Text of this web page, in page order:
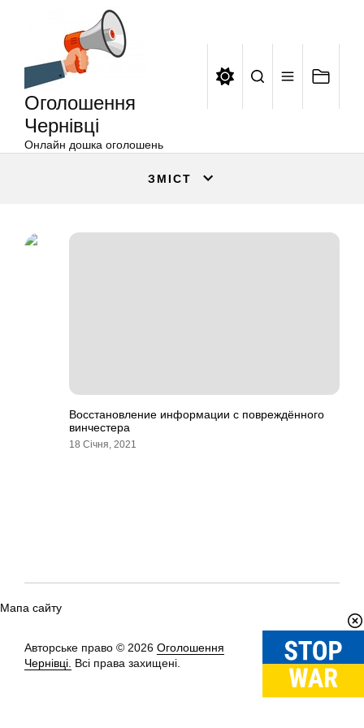
Оголошення
Чернівці
Онлайн дошка оголошень
ЗМІСТ
Восстановление информации с повреждённого
винчестера
18 Січня, 2021
Мапа сайту
Авторське право © 2026 Оголошення
Чернівці. Всі права захищені.
Вгору↑